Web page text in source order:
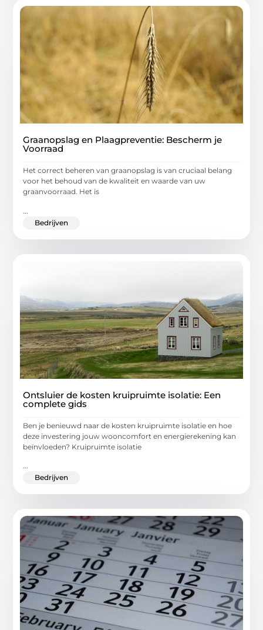
Graanopslag en Plaagpreventie: Bescherm je
Voorraad
Het correct beheren van graanopslag is van cruciaal belang
voor het behoud van de kwaliteit en waarde van uw
graanvoorraad. Het is
Bedrijven
Ontsluier de kosten kruipruimte isolatie: Een
complete gids
Ben je benieuwd naar de kosten kruipruimte isolatie en hoe
deze investering jouw wooncomfort en energierekening kan
beïnvloeden? Kruipruimte isolatie
...
Bedrijven